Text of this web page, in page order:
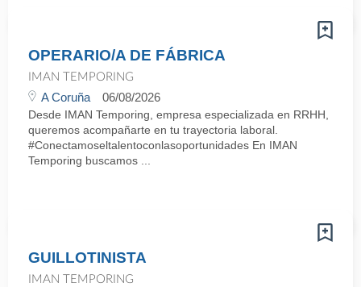
OPERARIO/A DE FÁBRICA
IMAN TEMPORING
A Coruña 06/08/2026
Desde IMAN Temporing, empresa especializada en RRHH,
queremos acompañarte en tu trayectoria laboral.
#Conectamoseltalentoconlasoportunidades En IMAN
Temporing buscamos ...
GUILLOTINISTA
IMAN TEMPORING